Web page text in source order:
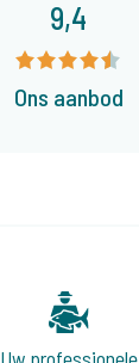
9,4
Ons aanbod
Uw professionele